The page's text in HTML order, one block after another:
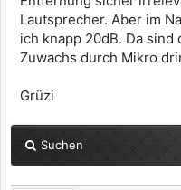
Lautsprecher. Aber im
ich knapp 20dB. Da sind
Zuwachs durch Mikro
Grüzi
Suchen